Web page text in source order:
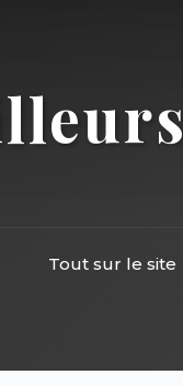
Tout sur le site